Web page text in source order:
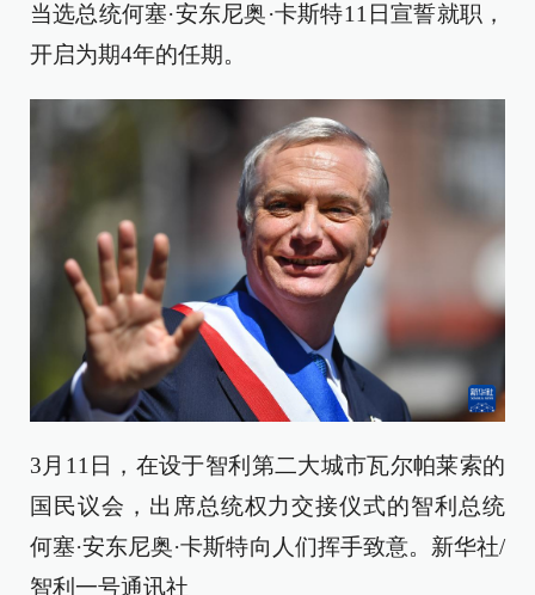
当选总统何塞·安东尼奥·卡斯特11日宣誓就职，
开启为期4年的任期。
3月11日，在设于智利第二大城市瓦尔帕莱索的
国民议会，出席总统权力交接仪式的智利总统
何塞·安东尼奥·卡斯特向人们挥手致意。新华社/
智利一号通讯社